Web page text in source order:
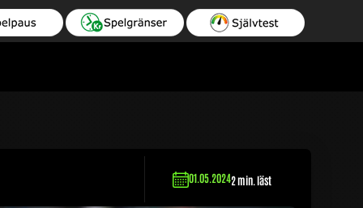
01.05.20242 min. läst